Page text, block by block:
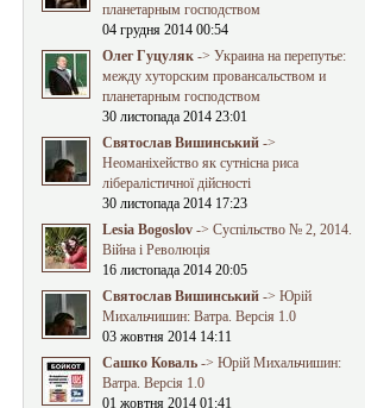
планетарным господством
04 грудня 2014 00:54
Олег Гуцуляк -> Украина на перепутье:
между хуторским провансальством и
планетарным господством
30 листопада 2014 23:01
Святослав Вишинський ->
Неоманіхейство як сутнісна риса
лібералістичної дійсності
30 листопада 2014 17:23
Lesia Bogoslov -> Суспільство № 2, 2014.
Війна і Революція
16 листопада 2014 20:05
Святослав Вишинський -> Юрій
Михальчишин: Ватра. Версія 1.0
03 жовтня 2014 14:11
Сашко Коваль -> Юрій Михальчишин:
Ватра. Версія 1.0
01 жовтня 2014 01:41